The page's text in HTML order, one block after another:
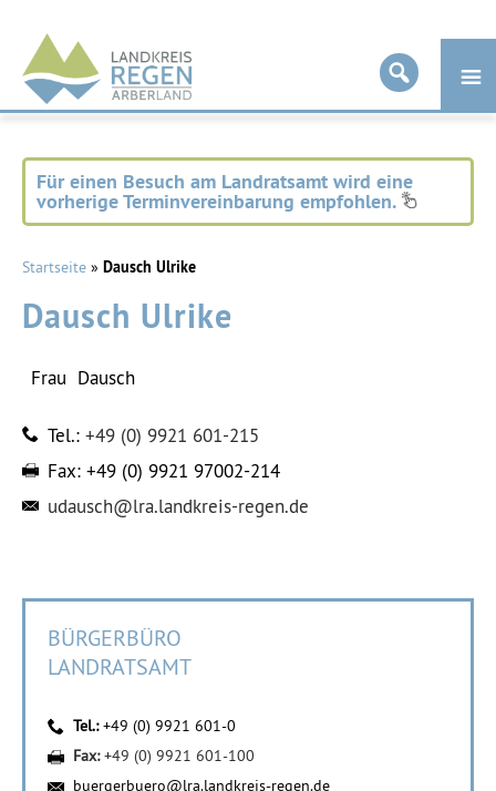
Landkreis
Regen
Für einen Besuch am Landratsamt wird eine
vorherige Terminvereinbarung empfohlen.
Startseite » Dausch Ulrike
Dausch Ulrike
Frau Dausch
Tel.: +49 (0) 9921 601-215
Fax: +49 (0) 9921 97002-214
udausch@lra.landkreis-regen.de
BÜRGERBÜRO
LANDRATSAMT
Tel.:+49 (0) 9921 601-0
Fax:+49 (0) 9921 601-100
buergerbuero@lra.landkreis-regen.de